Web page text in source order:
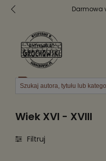
Darmowa
Menu
Wiek XVI - XVIII
Filtruj